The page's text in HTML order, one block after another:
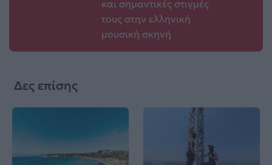
και σημαντικές στιγμές
τους στην ελληνική
μουσική σκηνή
Δες επίσης